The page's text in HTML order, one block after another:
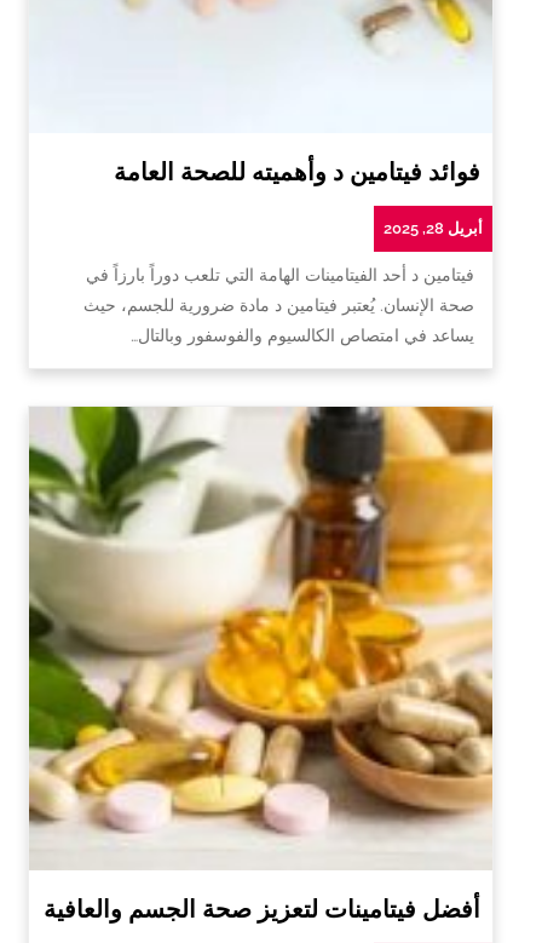
فوائد فيتامين د وأهميته للصحة العامة
أبريل 28, 2025
فيتامين د أحد الفيتامينات الهامة التي تلعب دوراً بارزاً في
صحة الإنسان. يُعتبر فيتامين د مادة ضرورية للجسم، حيث
يساعد في امتصاص الكالسيوم والفوسفور وبالتال…
أفضل فيتامينات لتعزيز صحة الجسم والعافية